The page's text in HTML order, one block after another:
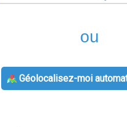
ou
Géolocalisez-moi